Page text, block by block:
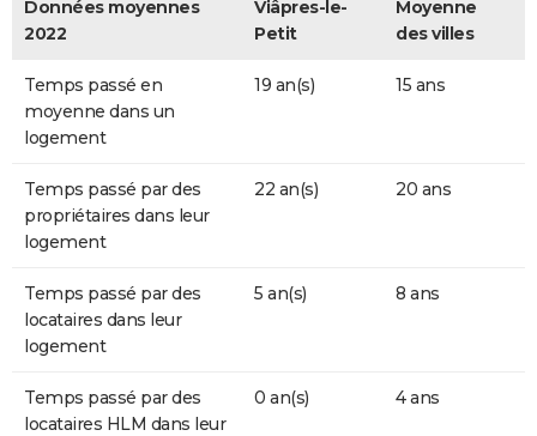
Données moyennes
2022
Viâpres-le-
Petit
Moyenne
des villes
Temps passé en
moyenne dans un
logement
19 an(s) 15 ans
Temps passé par des
propriétaires dans leur
logement
22 an(s) 20 ans
Temps passé par des
locataires dans leur
logement
5 an(s) 8 ans
Temps passé par des
locataires HLM dans leur
0 an(s) 4 ans